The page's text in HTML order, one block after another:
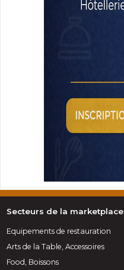
Secteurs de la marketplace
Equipements de restauration
Arts de la Table, Accessoires
Food, Boissons